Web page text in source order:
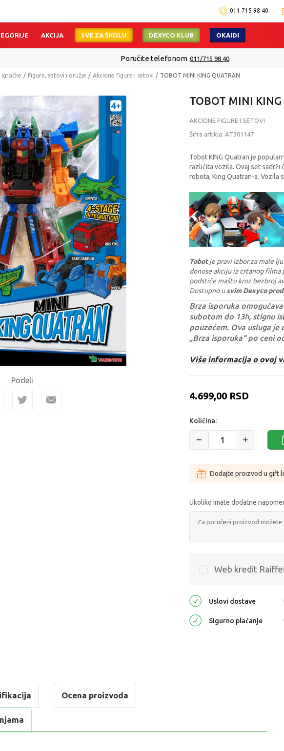
011 715 98 40
AKCIJA SVE ZA ŠKOLU DEXYCO KLUB OKAIDI
Poručite telefonom 011/715 98 40
Igračke Figure, setovi i oružje Akcione figure i setovi TOBOT MINI KING QUATRAN
Podeli
TOBOT MINI
AKCIONE FIGURE I SETOVI
Šifra artikla: AT301147
Tobot KING Quatran je
različita vozila. Ovaj set sadrži
robota, King Quatran-a. Vozila
Tobotje pravi izbor za male
donose akciju iz crtanog filma
podstiče maštu kroz bezbroj
Dostupno usvim Dexyco
Brza isporuka
subotom do 13h, stignu
pouzećem. Ova usluga
„Brza isporuka“ po ceni
Više informacija o ovoj
4.699,00 RSD
Količina:
Dodajte proizvod u gift
Ukoliko imate dodatne
Web kredit
Uslovi dostave
Sigurno plaćanje
Ocena proizvoda